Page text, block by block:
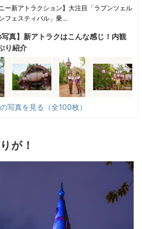
ニー新アトラクション】大注目「ラプンツェル
フェスティバル」乗…
写真】新アトラクはこんな感じ！内観
り紹介
写真を見る（全100枚）
が！